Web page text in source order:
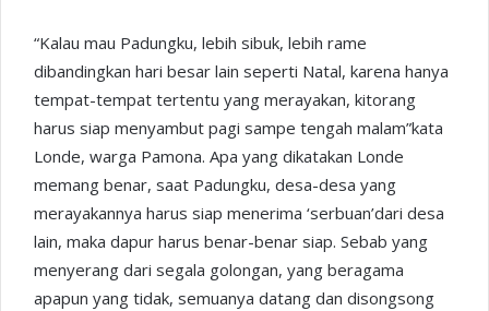
“Kalau mau Padungku, lebih sibuk, lebih rame
dibandingkan hari besar lain seperti Natal, karena hanya
tempat-tempat tertentu yang merayakan, kitorang
harus siap menyambut pagi sampe tengah malam”kata
Londe, warga Pamona. Apa yang dikatakan Londe
memang benar, saat Padungku, desa-desa yang
merayakannya harus siap menerima ‘serbuan’dari desa
lain, maka dapur harus benar-benar siap. Sebab yang
menyerang dari segala golongan, yang beragama
apapun yang tidak, semuanya datang dan disongsong